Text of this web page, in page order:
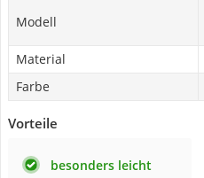
Modell
Material
Farbe
Vorteile
besonders leicht